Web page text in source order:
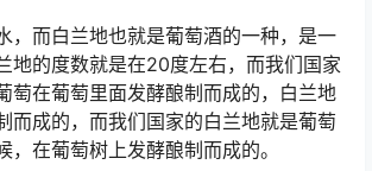
，而白兰地也就是葡萄酒的一种，是一
地的度数就是在20度左右，而我们国家
萄在葡萄里面发酵酿制而成的，白兰地
而成的，而我们国家的白兰地就是葡萄
，在葡萄树上发酵酿制而成的。